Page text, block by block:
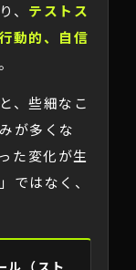
、 テストス
動的、自信
、些細なこ
が多くな
た変化が生
ではなく、